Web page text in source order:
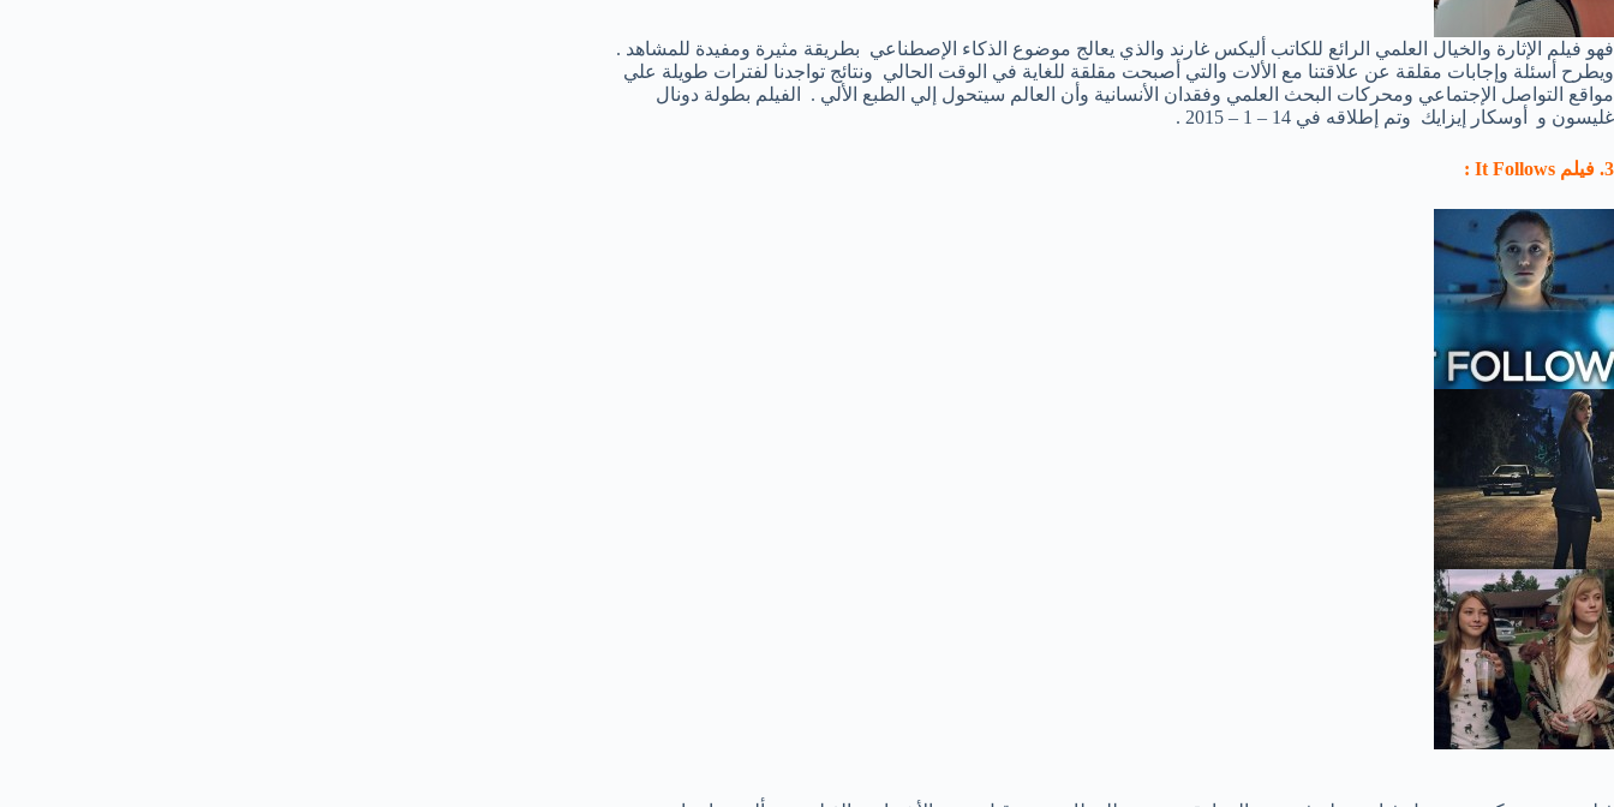
فهو فيلم الإثارة والخيال العلمي الرائع للكاتب أليكس غارند والذي يعالج موضوع الذكاء الإصطناعي بطريقة مثيرة ومفيدة للمشاهد .
ويطرح أسئلة وإجابات مقلقة عن علاقتنا مع الألات والتي أصبحت مقلقة للغاية في الوقت الحالي ونتائج تواجدنا لفترات طويلة علي
مواقع التواصل الإجتماعي ومحركات البحث العلمي وفقدان الأنسانية وأن العالم سيتحول إلي الطبع الألي . الفيلم بطولة دونال
غليسون و أوسكار إيزايك وتم إطلاقه في 14 – 1 – 2015 .
3. فيلم It Follows :